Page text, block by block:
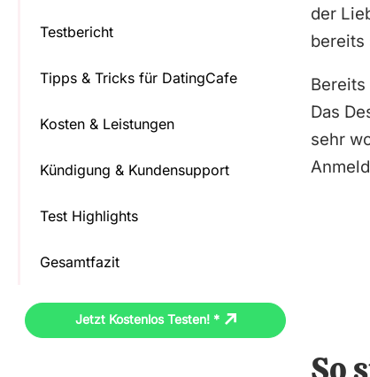
Testbericht
Tipps & Tricks für DatingCafe
Kosten & Leistungen
Kündigung & Kundensupport
Test Highlights
Gesamtfazit
Jetzt Kostenlos Testen! *
der
bereits
Das
sehr